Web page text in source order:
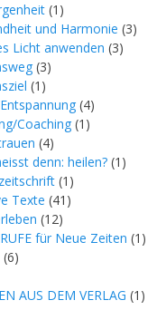
(1)
und Harmonie (3)
Licht anwenden (3)
(3)
(1)
(4)
Coaching (1)
(4)
denn: heilen? (1)
(1)
Texte (41)
(12)
für Neue Zeiten (1)
(6)
AUS DEM VERLAG (1)